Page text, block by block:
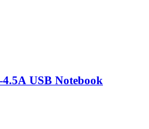
USB Notebook